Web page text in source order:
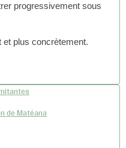
progressivement sous
et plus concrètement.
de Matéana